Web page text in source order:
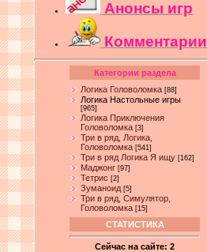
Анонсы игр
Комментарии
Категории раздела
Логика Головоломка [88]
Логика Настольные игры
[965]
Логика Приключения
Головоломка [3]
Три в ряд, Логика,
Головоломка [541]
Три в ряд Логика Я ищу [162]
Маджонг [97]
Тетрис [2]
Зуманоид [5]
Три в ряд, Симулятор,
Головоломка [15]
СТАТИСТИКА
Сейчас на сайте: 2